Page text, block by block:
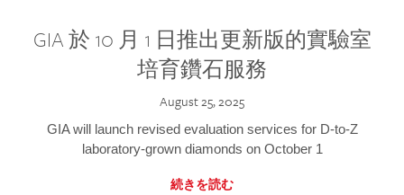
GIA 於 10 月 1 日推出更新版的實驗室
培育鑽石服務
August 25, 2025
GIA will launch revised evaluation services for D-to-Z
laboratory-grown diamonds on October 1
続きを読む